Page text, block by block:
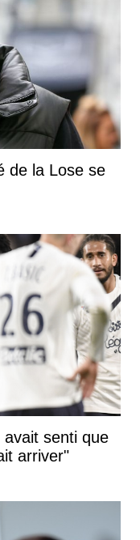
de la Lose se
senti que
arriver"